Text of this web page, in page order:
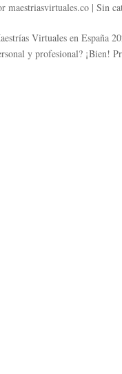
maestriasvirtuales.co |Sin
Virtuales en España
y profesional? ¡Bien!